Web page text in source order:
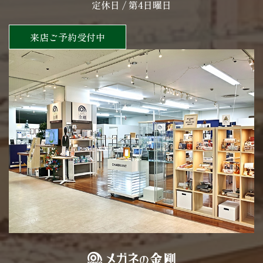
定休日 / 第4日曜日
来店ご予約受付中